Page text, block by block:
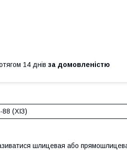
14 днів за домовленістю
(ХІЗ)
шлицевая або